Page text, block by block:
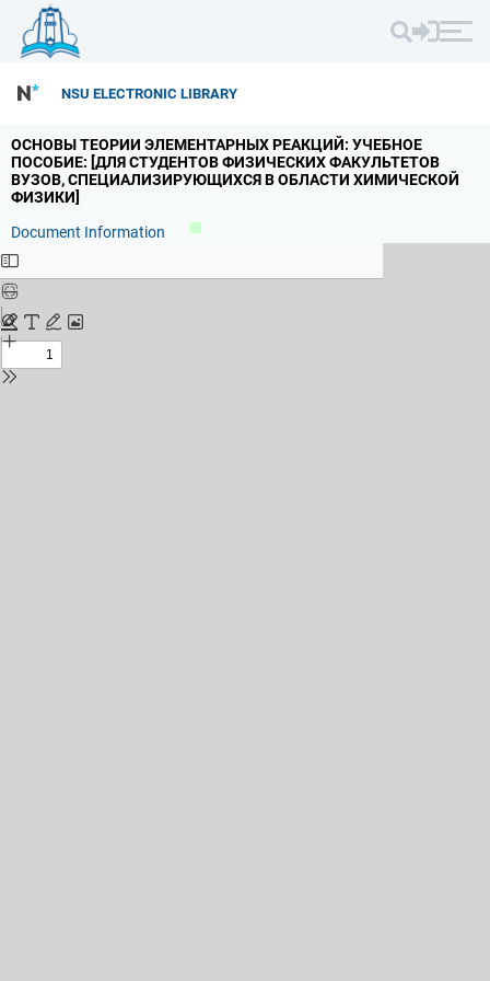
NSU ELECTRONIC LIBRARY
ОСНОВЫ ТЕОРИИ ЭЛЕМЕНТАРНЫХ РЕАКЦИЙ: УЧЕБНОЕ
ПОСОБИЕ: [ДЛЯ СТУДЕНТОВ ФИЗИЧЕСКИХ ФАКУЛЬТЕТОВ
ВУЗОВ,СПЕЦИАЛИЗИРУЮЩИХСЯ В ОБЛАСТИ ХИМИЧЕСКОЙ
ФИЗИКИ]
Document Information